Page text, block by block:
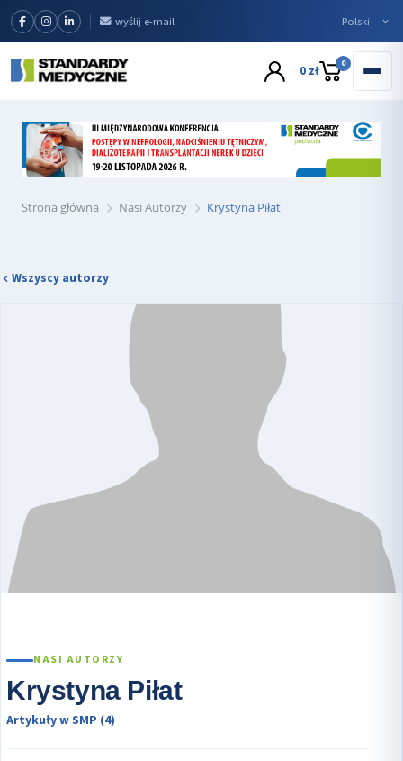
wyślij e-mail
0 zł 0
Strona główna Nasi Autorzy Krystyna Piłat
Wszyscy autorzy
NASI AUTORZY
Krystyna Piłat
Artykuły w SMP (4)